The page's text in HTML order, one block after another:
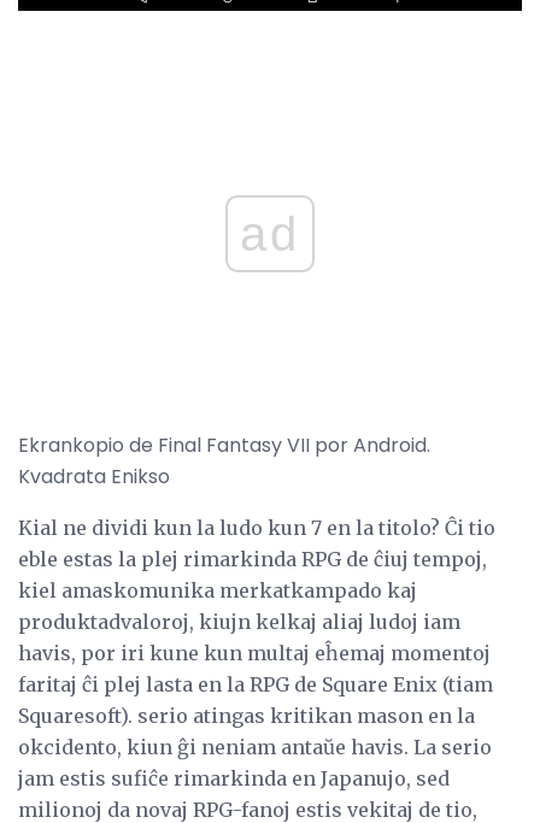
ad
Ekrankopio de Final Fantasy VII por Android.
Kvadrata Enikso
Kial ne dividi kun la ludo kun 7 en la titolo? Ĉi tio
eble estas la plej rimarkinda RPG de ĉiuj tempoj,
kiel amaskomunika merkatkampado kaj
produktadvaloroj, kiujn kelkaj aliaj ludoj iam
havis, por iri kune kun multaj eĥemaj momentoj
faritaj ĉi plej lasta en la RPG de Square Enix (tiam
Squaresoft). serio atingas kritikan mason en la
okcidento, kiun ĝi neniam antaŭe havis. La serio
jam estis sufiĉe rimarkinda en Japanujo, sed
milionoj da novaj RPG-fanoj estis vekitaj de tio,